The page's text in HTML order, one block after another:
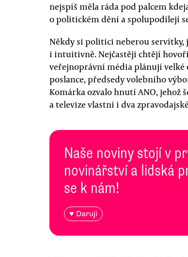
nejspíš měla ráda pod palcem
o politickém dění a spolupodílejí
Někdy si politici neberou
i intuitivně. Nejčastěji chtějí
veřejnoprávní média plánují velké
poslance, předsedy volebního
Komárka ozvalo hnutí ANO, jehož
a televize vlastní i dva
Naše noviny stojí v
novinářství a lidská
se k nám!
♥ Daruji